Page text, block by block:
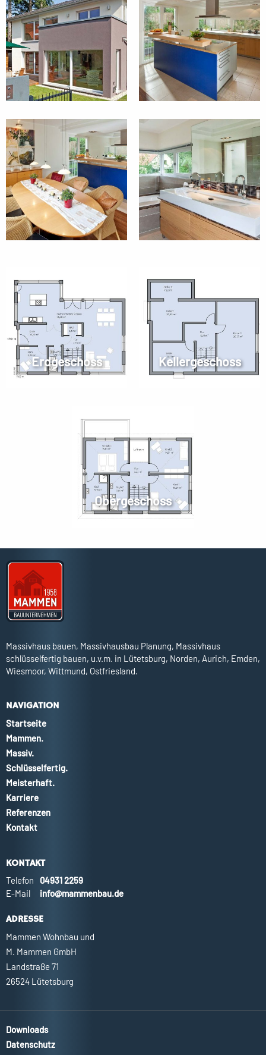
Erdgeschoss Kellergeschoss
Obergeschoss
Massivhaus bauen, Massivhausbau Planung, Massivhaus
schlüsselfertig bauen, u.v.m. in Lütetsburg, Norden, Aurich, Emden,
Wiesmoor, Wittmund, Ostfriesland.
NAVIGATION
Startseite
Mammen.
Massiv.
Schlüsselfertig.
Meisterhaft.
Karriere
Referenzen
Kontakt
KONTAKT
Telefon
04931 2259
E-Mail
info@mammenbau.de
ADRESSE
Mammen Wohnbau und
M. Mammen GmbH
Landstraße 71
26524 Lütetsburg
Downloads
Datenschutz